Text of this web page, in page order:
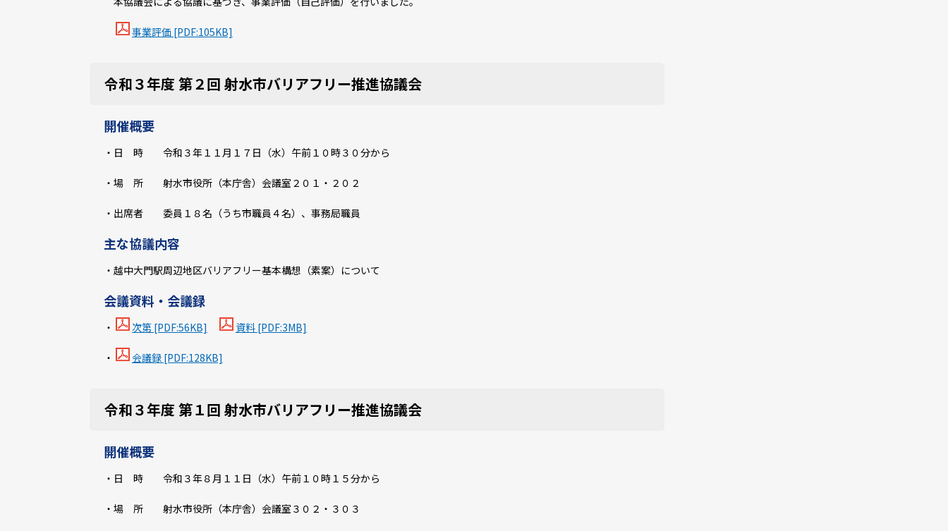
事業評価 [PDF:105KB]
令和３年度 第２回 射水市バリアフリー推進協議会
開催概要
・日 時 令和３年１１月１７日（水）午前１０時３０分から
・場 所 射水市役所（本庁舎）会議室２０１・２０２
・出席者 委員１８名（うち市職員４名）、事務局職員
主な協議内容
・越中大門駅周辺地区バリアフリー基本構想（素案）について
会議資料・会議録
・ 次第 [PDF:56KB] 資料 [PDF:3MB]
・ 会議録 [PDF:128KB]
令和３年度 第１回 射水市バリアフリー推進協議会
開催概要
・日 時 令和３年８月１１日（水）午前１０時１５分から
・場 所 射水市役所（本庁舎）会議室３０２・３０３